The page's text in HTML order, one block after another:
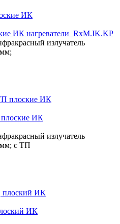
ИК нагреватели_RxM.IK.KP
излучатель
ИК
излучатель
с ТП
ИК